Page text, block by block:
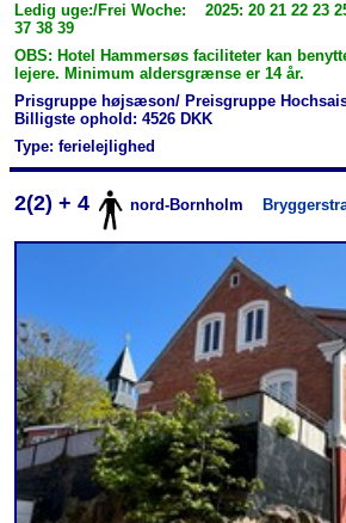
Ledig uge:/Frei Woche: 2025: 20 21 22 23
37 38 39
OBS: Hotel Hammersøs faciliteter kan
lejere. Minimum aldersgrænse er 14 år.
Prisgruppe højsæson/ Preisgruppe
Billigste ophold: 4526 DKK
Type: ferielejlighed
2(2) + 4 nord-Bornholm